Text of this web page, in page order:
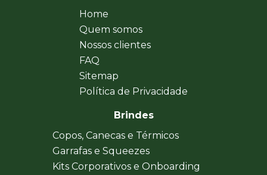
Home
Quem somos
Nossos clientes
FAQ
Sitemap
Política de Privacidade
Brindes
Copos, Canecas e Térmicos
Garrafas e Squeezes
Kits Corporativos e Onboarding